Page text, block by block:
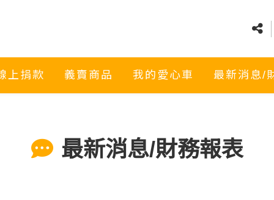
上捐款 義賣商品 我的愛心車 最新消息/
最新消息/財務報表